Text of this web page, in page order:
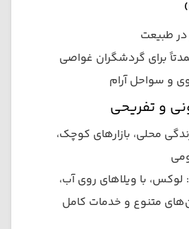
طبیعت
برای گردشگران غواصی
و سواحل آرام
و تفریحی
محلی، بازارهای کوچک،
با ویلاهای روی آب،
متنوع و خدمات کامل